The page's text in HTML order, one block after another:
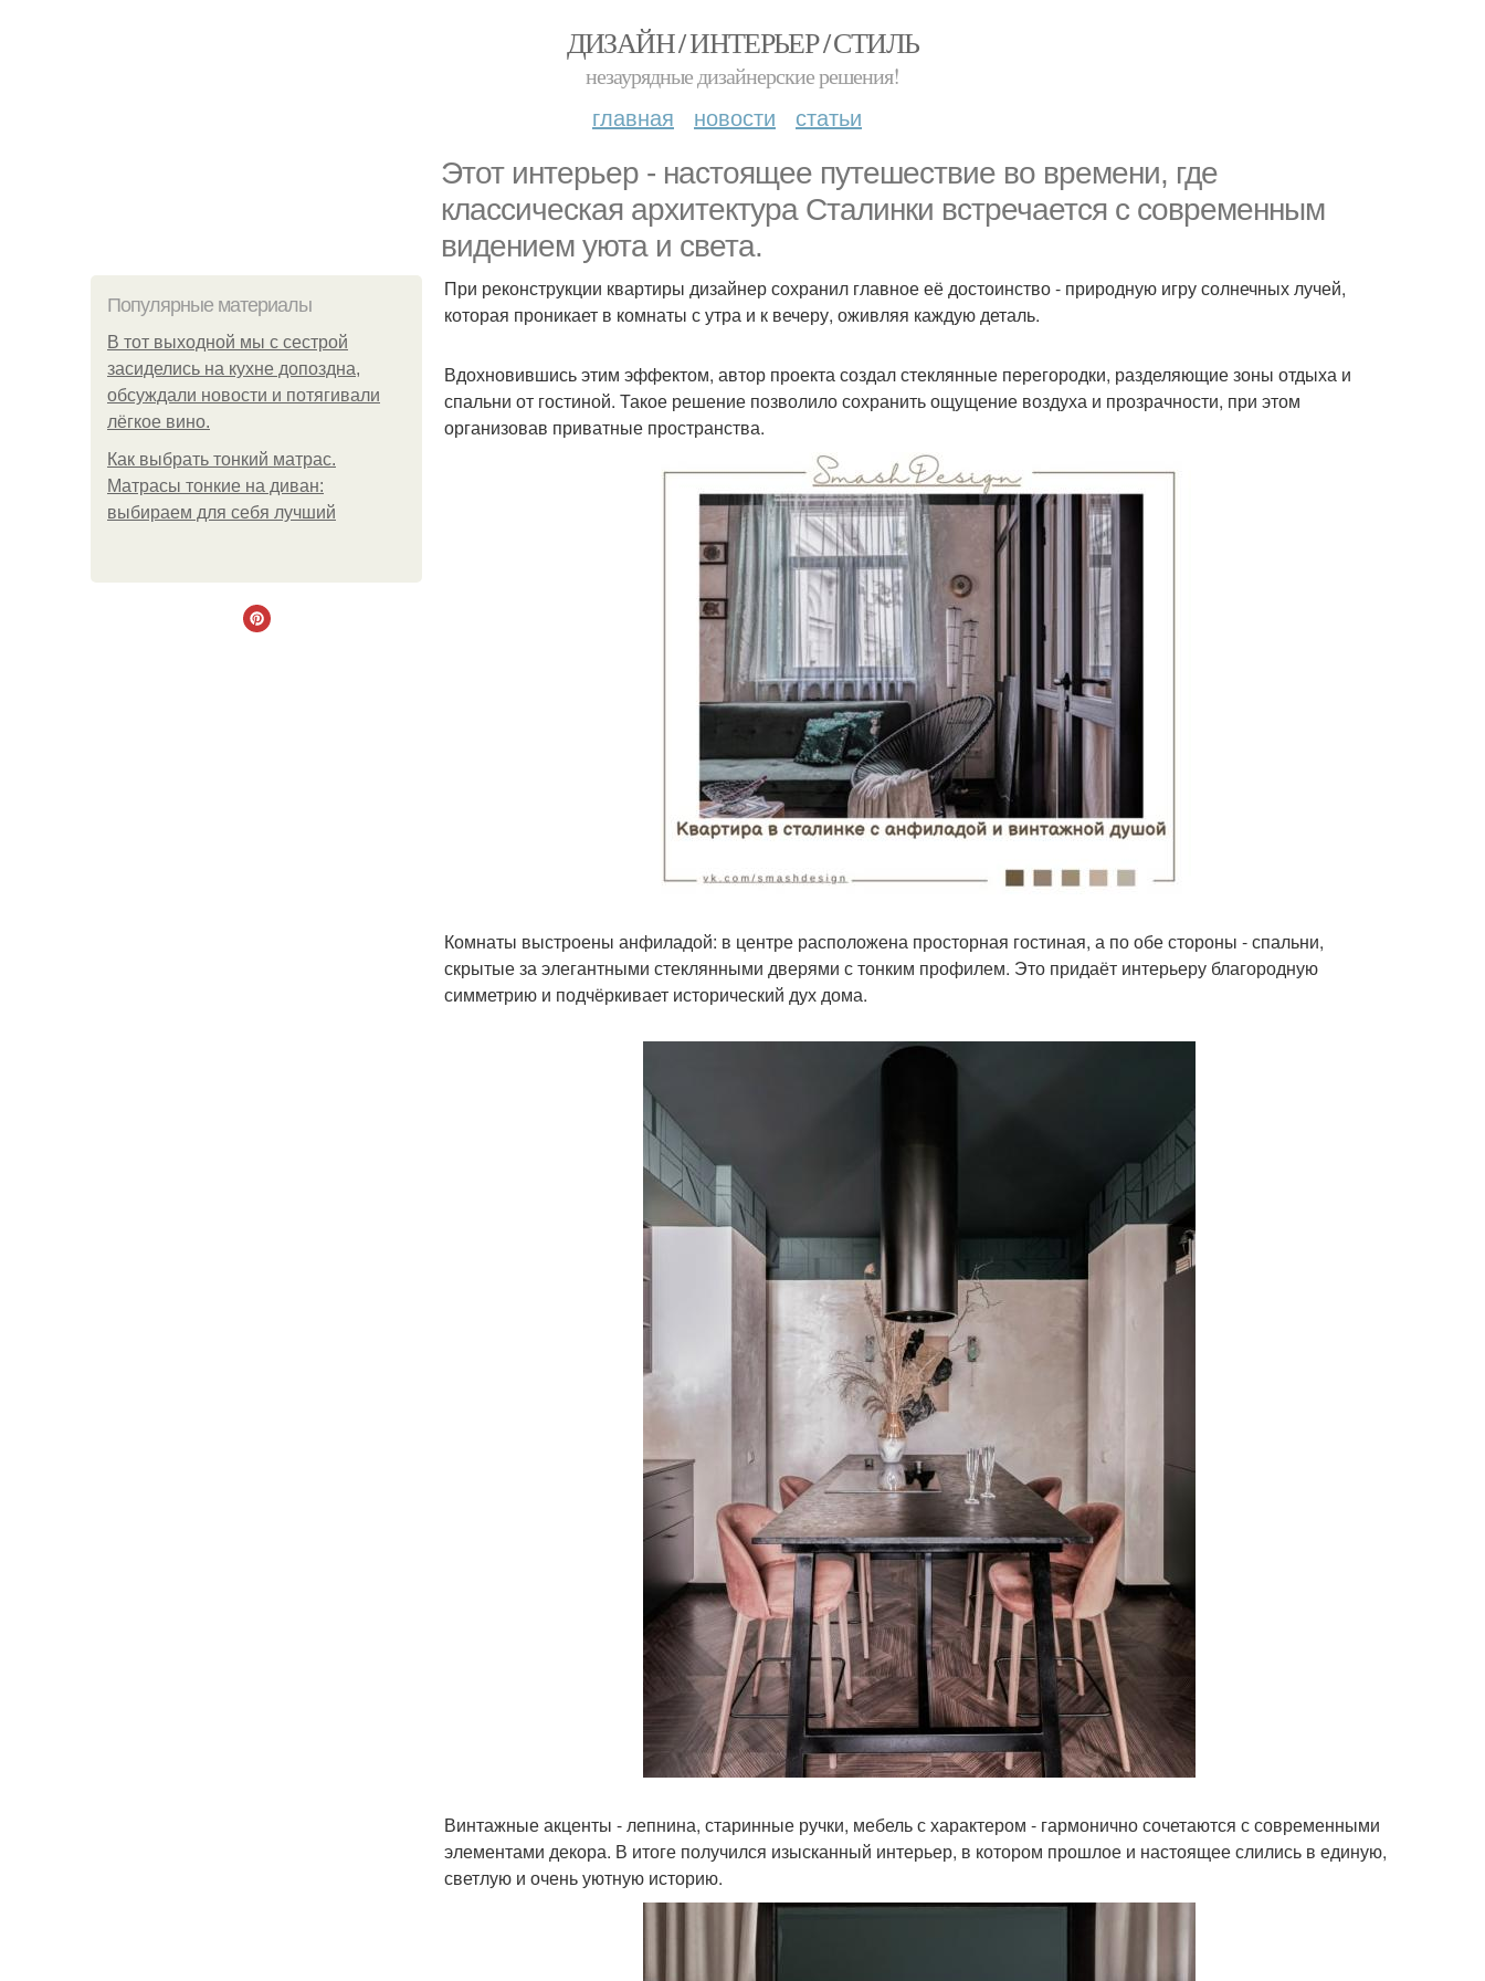
ДИЗАЙН / ИНТЕРЬЕР / СТИЛЬ
незаурядные дизайнерские решения!
главная новости статьи
Этот интерьер - настоящее путешествие во времени, где
классическая архитектура Сталинки встречается с современным
видением уюта и света.
Популярные материалы
В тот выходной мы с сестрой
засиделись на кухне допоздна,
обсуждали новости и потягивали
лёгкое вино.
Как выбрать тонкий матрас.
Матрасы тонкие на диван:
выбираем для себя лучший
При реконструкции квартиры дизайнер сохранил главное её достоинство - природную игру солнечных лучей,
которая проникает в комнаты с утра и к вечеру, оживляя каждую деталь.
Вдохновившись этим эффектом, автор проекта создал стеклянные перегородки, разделяющие зоны отдыха и
спальни от гостиной. Такое решение позволило сохранить ощущение воздуха и прозрачности, при этом
организовав приватные пространства.
Комнаты выстроены анфиладой: в центре расположена просторная гостиная, а по обе стороны - спальни,
скрытые за элегантными стеклянными дверями с тонким профилем. Это придаёт интерьеру благородную
симметрию и подчёркивает исторический дух дома.
Винтажные акценты - лепнина, старинные ручки, мебель с характером - гармонично сочетаются с современными
элементами декора. В итоге получился изысканный интерьер, в котором прошлое и настоящее слились в единую,
светлую и очень уютную историю.